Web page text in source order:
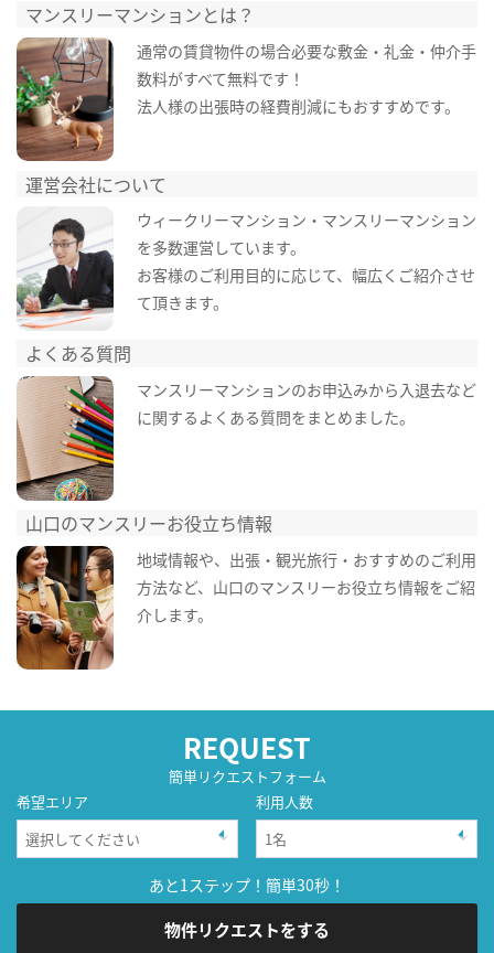
マンスリーマンションとは？
通常の賃貸物件の場合必要な敷金・礼金・仲介手
数料がすべて無料です！
法人様の出張時の経費削減にもおすすめです。
運営会社について
ウィークリーマンション・マンスリーマンション
を多数運営しています。
お客様のご利用目的に応じて、幅広くご紹介させ
て頂きます。
よくある質問
マンスリーマンションのお申込みから入退去など
に関するよくある質問をまとめました。
山口のマンスリーお役立ち情報
地域情報や、出張・観光旅行・おすすめのご利用
方法など、山口のマンスリーお役立ち情報をご紹
介します。
REQUEST
簡単リクエストフォーム
希望エリア
利用人数
あと1ステップ！簡単30秒！
物件リクエストをする